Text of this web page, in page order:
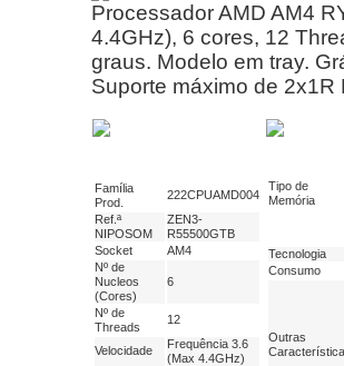
Processador AMD AM4
4.4GHz), 6 cores, 12
graus. Modelo em tray.
Suporte máximo de
Família
Prod.
222CPUAMD004
Ref.ª
NIPOSOM
ZEN3-
R55500GTB
Socket
AM4
Nº de
Nucleos
(Cores)
6
Nº de
Threads
12
Velocidade
Frequência 3.6
(Max 4.4GHz)
Tipo de
Memória
Tecnologia
Consumo
Outras